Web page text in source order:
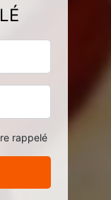
rappelé